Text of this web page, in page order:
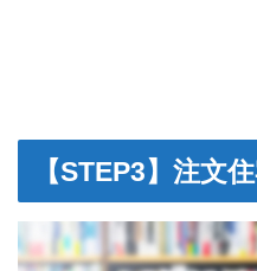
【STEP3】注文